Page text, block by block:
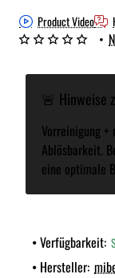
Product Video
🚨 Hinweise
Vorreinigung
Ablösbarkeit.
eine optimale
Verfügbarkeit:
Hersteller:
•